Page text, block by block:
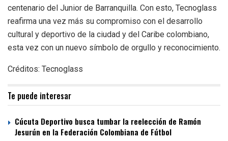
centenario del Junior de Barranquilla. Con esto, Tecnoglass
reafirma una vez más su compromiso con el desarrollo
cultural y deportivo de la ciudad y del Caribe colombiano,
esta vez con un nuevo símbolo de orgullo y reconocimiento.
Créditos: Tecnoglass
Te puede interesar
Cúcuta Deportivo busca tumbar la reelección de Ramón
Jesurún en la Federación Colombiana de Fútbol